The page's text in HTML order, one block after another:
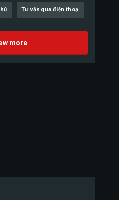
Tư vấn qua điện thoại
more